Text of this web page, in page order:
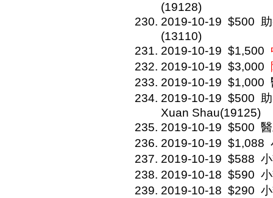
(19128)
2019-10-19 $500
(13110)
2019-10-19 $1,500
2019-10-19 $3,000
2019-10-19 $1,000
2019-10-19 $500
Xuan Shau(19125)
2019-10-19 $500
2019-10-19 $1,088
2019-10-19 $588
2019-10-18 $590
2019-10-18 $290